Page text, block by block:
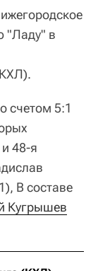
"Ладу" в
счетом 5:1
48-я
В составе
Кугрышев